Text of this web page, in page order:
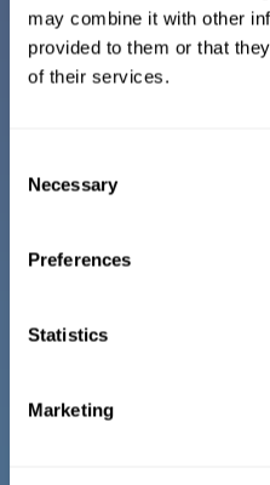
may combine it with other
provided to them or that
of their services.
Selection
Necessary
Preferences
Statistics
Marketing
CogniFit оптимизировала свою
дислексии у взрослых,
преимущества, что отличает её
CogniFit максимально
процессы сбора
технологиями для
ВЫСОКАЯ